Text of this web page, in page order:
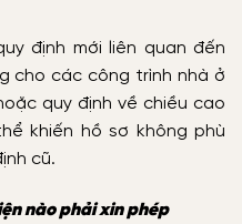
định mới liên quan đến
cho các công trình nhà ở
quy định về chiều cao
khiến hồ sơ không phù
cũ.
nào phải xin phép